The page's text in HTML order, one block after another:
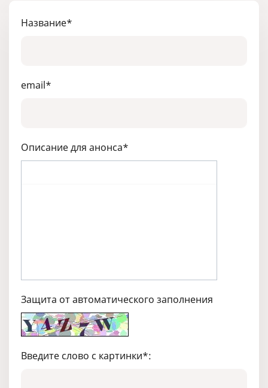
Название*
email*
Описание для анонса*
Защита от автоматического заполнения
Введите слово с картинки*: